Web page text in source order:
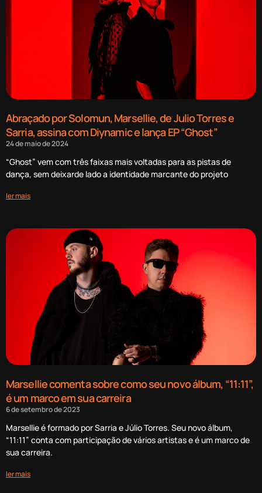
Abraçado por Solomun, Marsellie, de Julio Torres e
Sarria, assina com Diynamic e lança EP “Ghost”
24 de maio de 2024
“Ghost” vem com três faixas mais voltadas para as pistas de
dança, sem deixarde lado a identidade marcante do projeto
ler mais
Marsellie comenta sobre como seu novo álbum, “11:11”,
é um marco em sua carreira
6 de setembro de 2023
Marsellie é formado por Sarria e Júlio Torres. Seu novo álbum,
“11:11” conta com participação de vários artistas e é um marco de
sua carreira.
ler mais